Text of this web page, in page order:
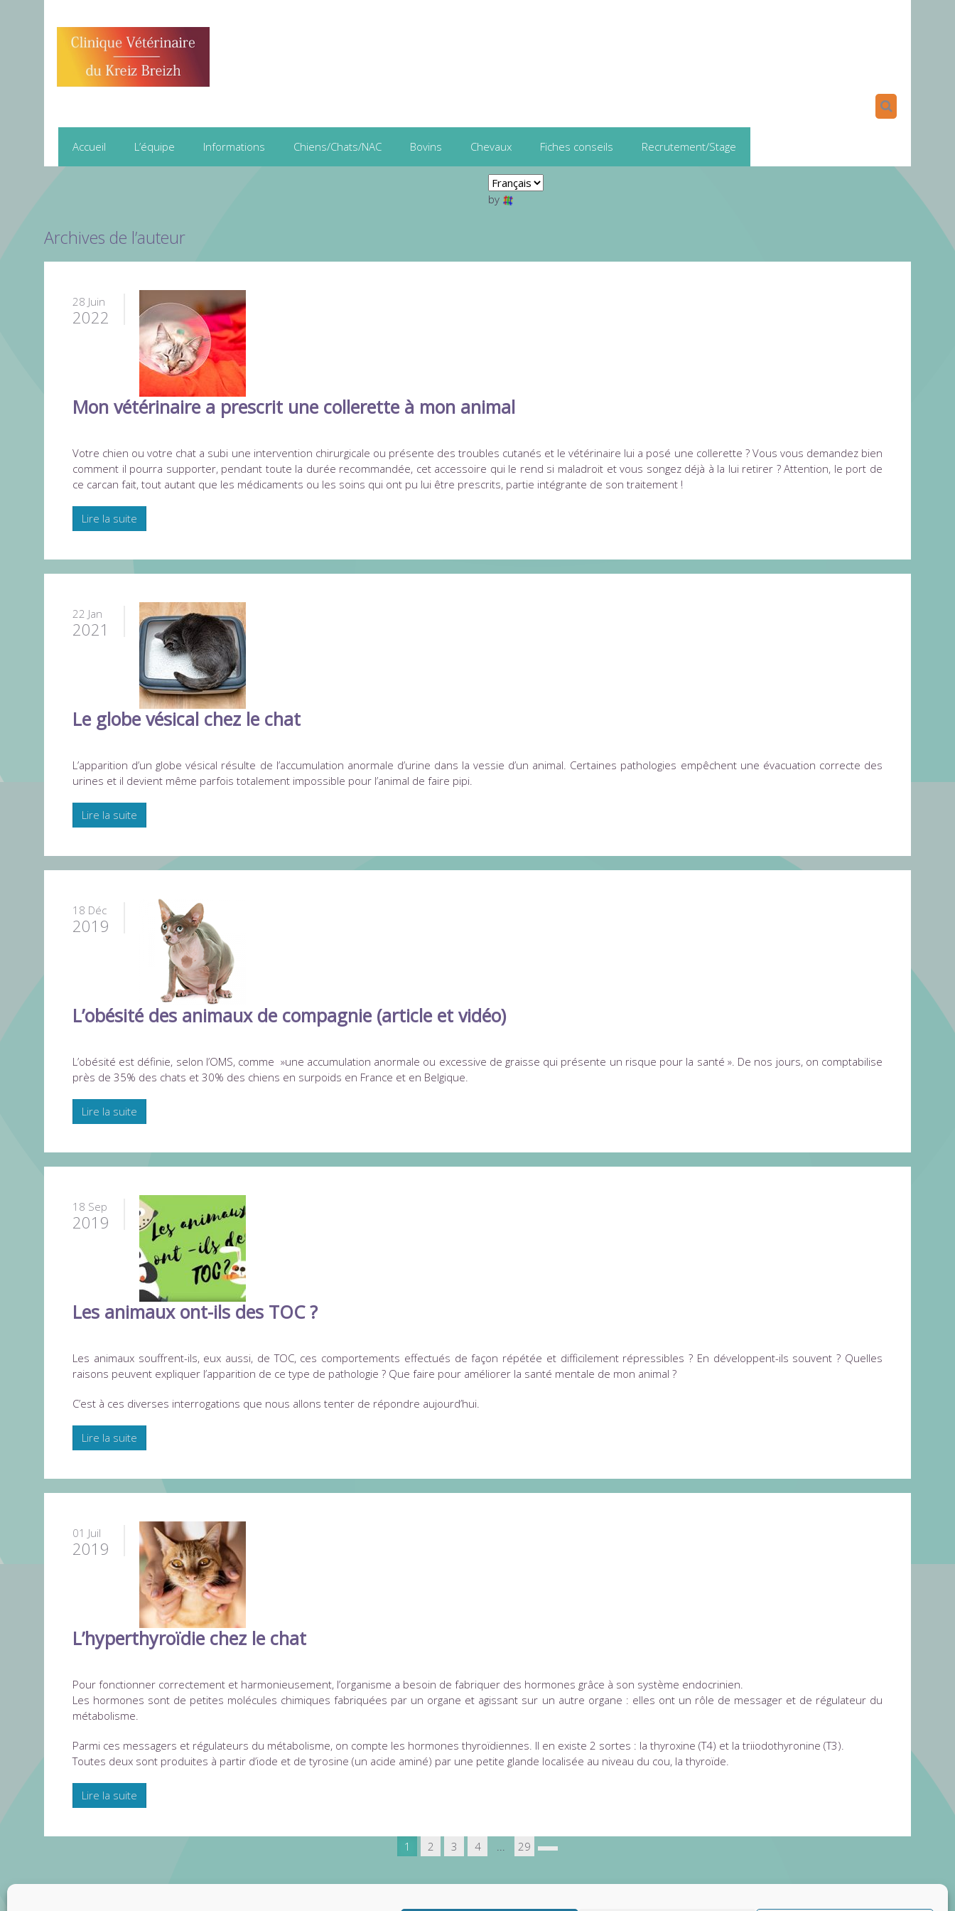
Accueil L’équipe Informations Chiens/Chats/NAC Bovins Chevaux Fiches conseils Recrutement/Stage
by
Archives de l’auteur
28 Juin
2022
Mon vétérinaire a prescrit une collerette à mon animal
Votre chien ou votre chat a subi une intervention chirurgicale ou présente des troubles cutanés et le vétérinaire lui a posé une collerette ? Vous vous demandez bien
comment il pourra supporter, pendant toute la durée recommandée, cet accessoire qui le rend si maladroit et vous songez déjà à la lui retirer ? Attention, le port de
ce carcan fait, tout autant que les médicaments ou les soins qui ont pu lui être prescrits, partie intégrante de son traitement !
Lire la suite
22 Jan
2021
Le globe vésical chez le chat
L’apparition d’un globe vésical résulte de l’accumulation anormale d’urine dans la vessie d’un animal. Certaines pathologies empêchent une évacuation correcte des
urines et il devient même parfois totalement impossible pour l’animal de faire pipi.
Lire la suite
18 Déc
2019
L’obésité des animaux de compagnie (article et vidéo)
L’obésité est définie, selon l’OMS, comme »une accumulation anormale ou excessive de graisse qui présente un risque pour la santé ». De nos jours, on comptabilise
près de 35% des chats et 30% des chiens en surpoids en France et en Belgique.
Lire la suite
18 Sep
2019
Les animaux ont-ils des TOC ?
Les animaux souffrent-ils, eux aussi, de TOC, ces comportements effectués de façon répétée et difficilement répressibles ? En développent-ils souvent ? Quelles
raisons peuvent expliquer l’apparition de ce type de pathologie ? Que faire pour améliorer la santé mentale de mon animal ?
C’est à ces diverses interrogations que nous allons tenter de répondre aujourd’hui.
Lire la suite
01 Juil
2019
L’hyperthyroïdie chez le chat
Pour fonctionner correctement et harmonieusement, l’organisme a besoin de fabriquer des hormones grâce à son système endocrinien.
Les hormones sont de petites molécules chimiques fabriquées par un organe et agissant sur un autre organe : elles ont un rôle de messager et de régulateur du
métabolisme.
Parmi ces messagers et régulateurs du métabolisme, on compte les hormones thyroïdiennes. Il en existe 2 sortes : la thyroxine (T4) et la triiodothyronine (T3).
Toutes deux sont produites à partir d’iode et de tyrosine (un acide aminé) par une petite glande localisée au niveau du cou, la thyroïde.
Lire la suite
1 2 3 4 29